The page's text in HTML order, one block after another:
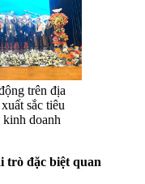
trên địa
sắc tiêu
kinh doanh
trò đặc biệt quan